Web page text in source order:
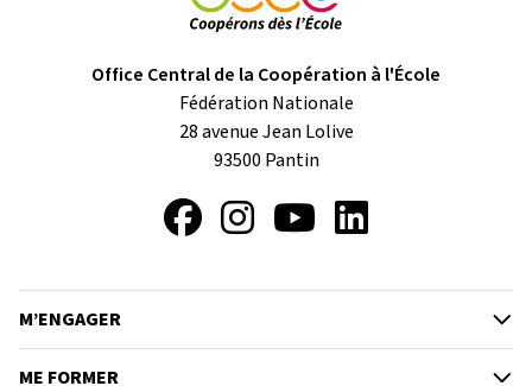
Office Central de la Coopération à l'École
Fédération Nationale
28 avenue Jean Lolive
93500 Pantin
FacebookInstagramYouTube
M’ENGAGER
ME FORMER